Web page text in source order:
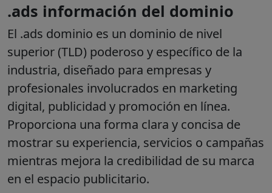
.ads información del dominio
El .ads dominio es un dominio de nivel
superior (TLD) poderoso y específico de la
industria, diseñado para empresas y
profesionales involucrados en marketing
digital, publicidad y promoción en línea.
Proporciona una forma clara y concisa de
mostrar su experiencia, servicios o campañas
mientras mejora la credibilidad de su marca
en el espacio publicitario.